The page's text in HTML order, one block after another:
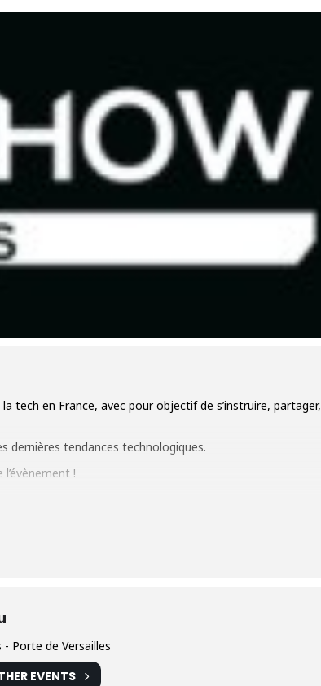
tech en France, avec pour objectif de s’instruire, partager,
dernières tendances technologiques.
!
- Porte de Versailles
EVENTS